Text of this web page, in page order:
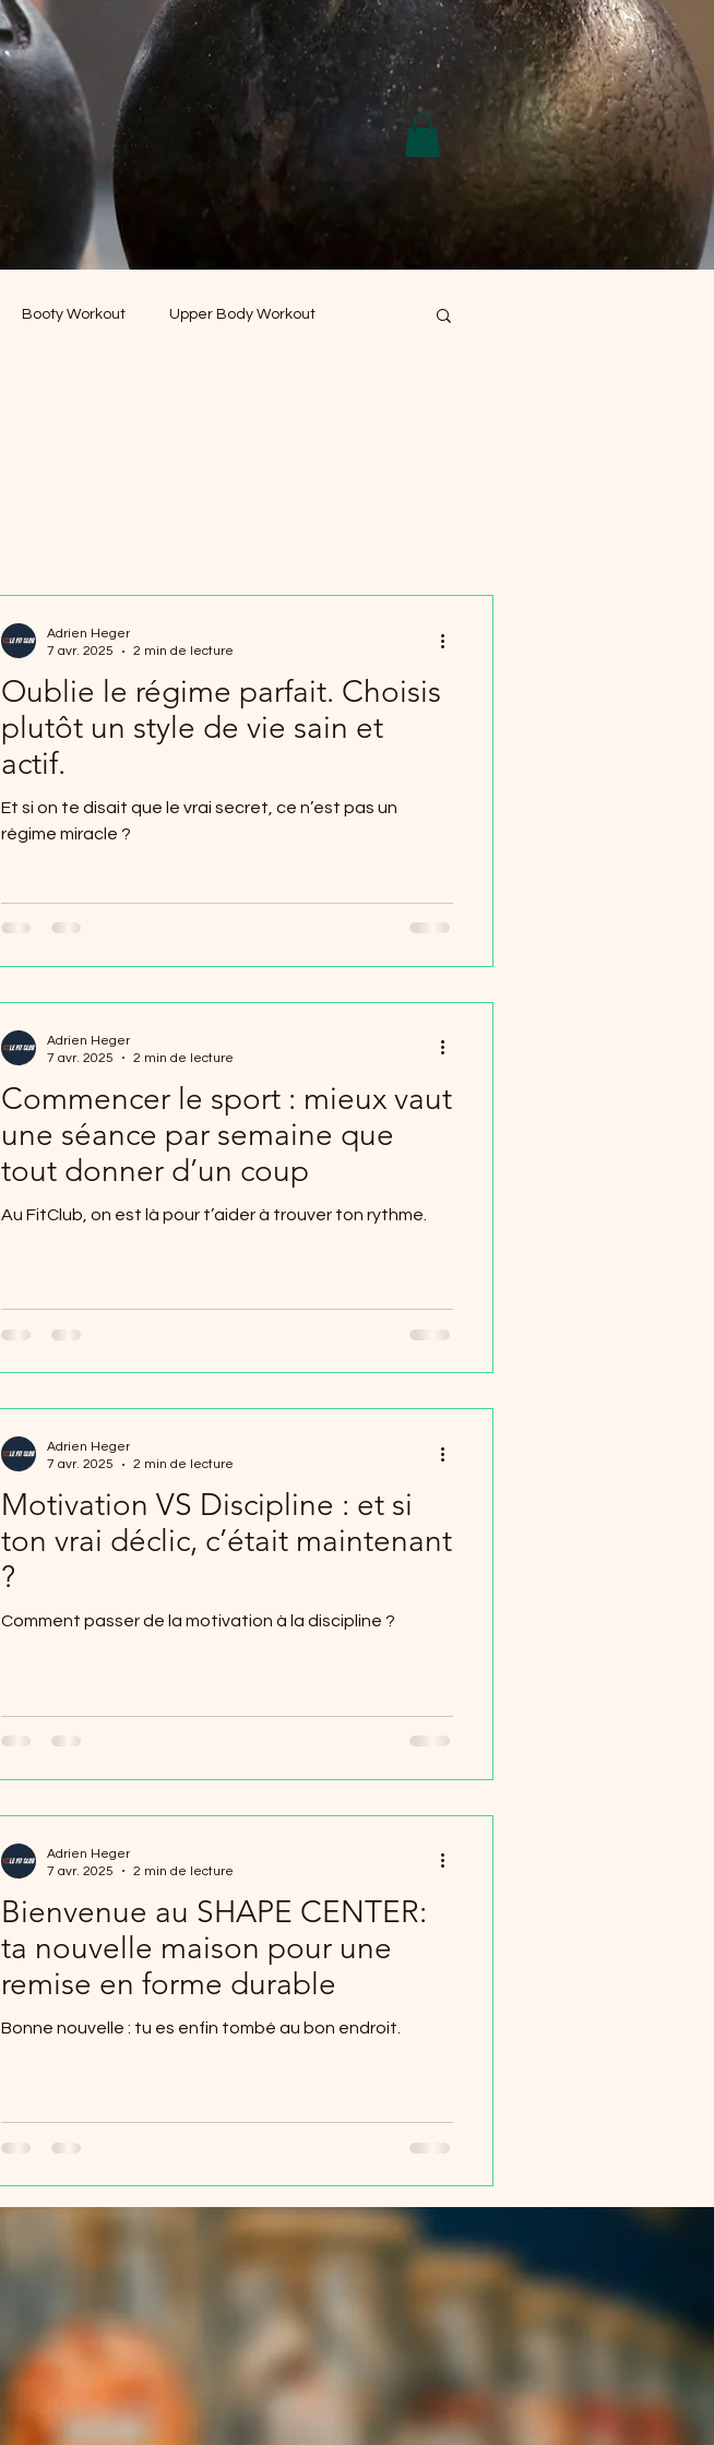
Booty Workout Upper Body Workout
Oublie le régime parfait. Choisis
plutôt un style de vie sain et
actif.
Et si on te disait que le vrai secret, ce n’est pas un
régime miracle ?
Adrien Heger
7 avr. 2025
2 min de lecture
Commencer le sport : mieux vaut
une séance par semaine que
tout donner d’un coup
Au FitClub, on est là pour t’aider à trouver ton rythme.
Adrien Heger
7 avr. 2025
2 min de lecture
Motivation VS Discipline : et si
ton vrai déclic, c’était maintenant
?
Comment passer de la motivation à la discipline ?
Adrien Heger
7 avr. 2025
2 min de lecture
Bienvenue au SHAPE CENTER:
ta nouvelle maison pour une
remise en forme durable
Bonne nouvelle : tu es enfin tombé au bon endroit.
Adrien Heger
7 avr. 2025
2 min de lecture